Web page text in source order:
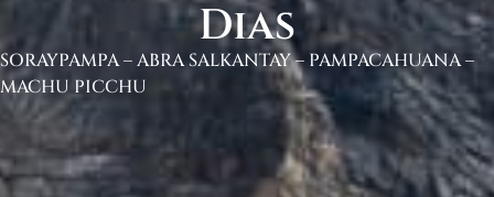
Dias
SORAYPAMPA – ABRA SALKANTAY – PAMPACAHUANA –
MACHU PICCHU